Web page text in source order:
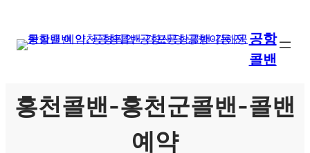
공항
콜밴
홍천콜밴-홍천군콜밴-콜밴
예약